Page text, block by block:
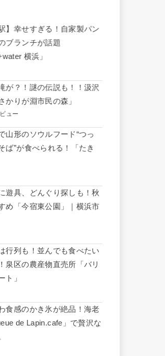
】幸せすぎる！自家製パン
ブランチが話題
横浜」
が？！謎の伝説も！！汲沢
かりが淵市民の森」
ュー
山形のソウルフード“つっ
ば”が食べられる！「たき
遊具、どんぐり探しも！秋
め「今宿東公園」｜横浜市
行列も！並んでも食べたい
泉区の農産物直売所「バリ
ト」
食感のかき氷が絶品！海老
de Lapin.cafe」で贅沢な